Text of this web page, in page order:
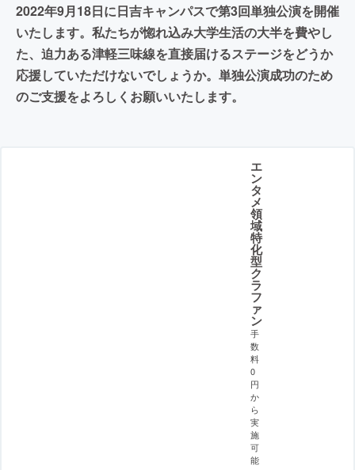
2022年9月18日に日吉キャンパスで第3回単独公演を開催
いたします。私たちが惚れ込み大学生活の大半を費やし
た、迫力ある津軽三味線を直接届けるステージをどうか
応援していただけないでしょうか。単独公演成功のため
のご支援をよろしくお願いいたします。
エ
ン
タ
メ
領
域
特
化
型
ク
ラ
フ
ァ
ン
手
数
料
0
円
か
ら
実
施
可
能